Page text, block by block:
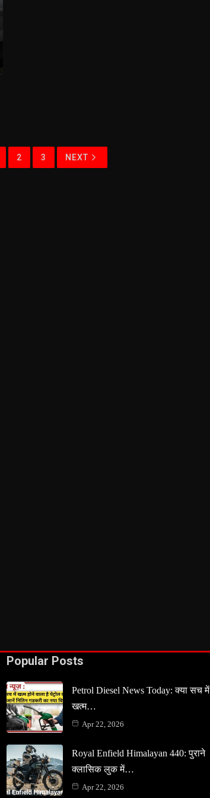
2 3 NEXT
Popular Posts
Petrol Diesel News Today: क्या सच में
खत्म…
Apr 22, 2026
Royal Enfield Himalayan 440: पुराने
क्लासिक लुक में…
Apr 22, 2026